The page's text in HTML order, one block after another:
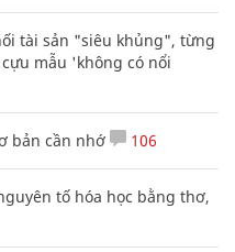
tài sản "siêu khủng", từng
mẫu 'không có nổi
bản cần nhớ 106
tố hóa học bằng thơ,